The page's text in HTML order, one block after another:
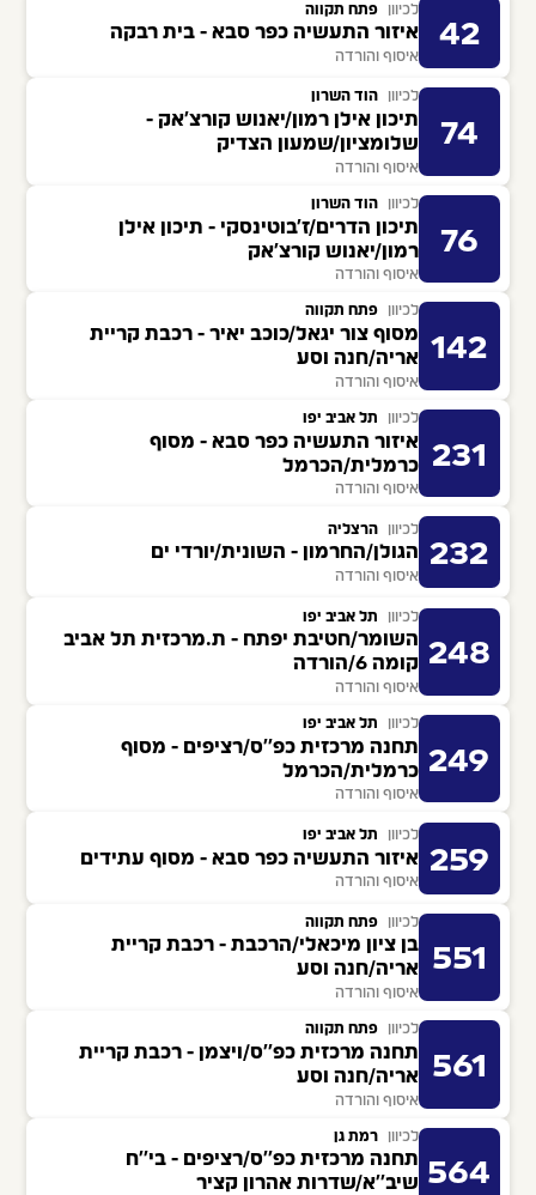
42
לכיוון פתח תקווה
איזור התעשיה כפר סבא - בית רבקה
איסוף והורדה
74
לכיוון הוד השרון
תיכון אילן רמון/יאנוש קורצ'אק -
שלומציון/שמעון הצדיק
איסוף והורדה
76
לכיוון הוד השרון
תיכון הדרים/ז'בוטינסקי - תיכון אילן
רמון/יאנוש קורצ'אק
איסוף והורדה
142
לכיוון פתח תקווה
מסוף צור יגאל/כוכב יאיר - רכבת קריית
אריה/חנה וסע
איסוף והורדה
231
לכיוון תל אביב יפו
איזור התעשיה כפר סבא - מסוף
כרמלית/הכרמל
איסוף והורדה
232
לכיוון הרצליה
הגולן/החרמון - השונית/יורדי ים
איסוף והורדה
248
לכיוון תל אביב יפו
השומר/חטיבת יפתח - ת.מרכזית תל אביב
קומה 6/הורדה
איסוף והורדה
249
לכיוון תל אביב יפו
תחנה מרכזית כפ''ס/רציפים - מסוף
כרמלית/הכרמל
איסוף והורדה
259
לכיוון תל אביב יפו
איזור התעשיה כפר סבא - מסוף עתידים
איסוף והורדה
551
לכיוון פתח תקווה
בן ציון מיכאלי/הרכבת - רכבת קריית
אריה/חנה וסע
איסוף והורדה
561
לכיוון פתח תקווה
תחנה מרכזית כפ''ס/ויצמן - רכבת קריית
אריה/חנה וסע
איסוף והורדה
564
לכיוון רמת גן
תחנה מרכזית כפ''ס/רציפים - בי''ח
שיב''א/שדרות אהרון קציר